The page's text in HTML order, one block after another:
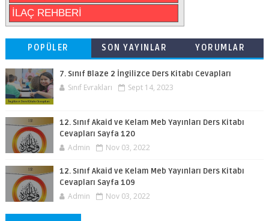
İLAÇ REHBERİ
POPÜLER SON YAYINLAR YORUMLAR
7. Sınıf Blaze 2 İngilizce Ders Kitabı Cevapları
Sınıf Evrakları Sept 14, 2023
12. Sınıf Akaid ve Kelam Meb Yayınları Ders Kitabı
Cevapları Sayfa 120
Admin Nov 03, 2022
12. Sınıf Akaid ve Kelam Meb Yayınları Ders Kitabı
Cevapları Sayfa 109
Admin Nov 03, 2022